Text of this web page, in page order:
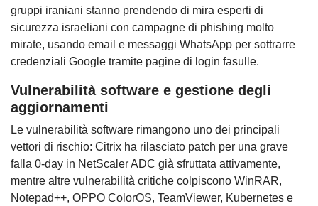
gruppi iraniani stanno prendendo di mira esperti di
sicurezza israeliani con campagne di phishing molto
mirate, usando email e messaggi WhatsApp per sottrarre
credenziali Google tramite pagine di login fasulle.
Vulnerabilità software e gestione degli
aggiornamenti
Le vulnerabilità software rimangono uno dei principali
vettori di rischio: Citrix ha rilasciato patch per una grave
falla 0-day in NetScaler ADC già sfruttata attivamente,
mentre altre vulnerabilità critiche colpiscono WinRAR,
Notepad++, OPPO ColorOS, TeamViewer, Kubernetes e